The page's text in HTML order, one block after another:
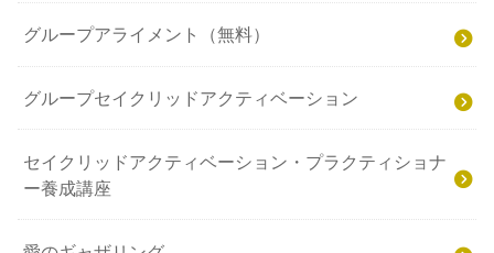
グループアライメント（無料）
グループセイクリッドアクティベーション
セイクリッドアクティベーション・プラクティショナ
ー養成講座